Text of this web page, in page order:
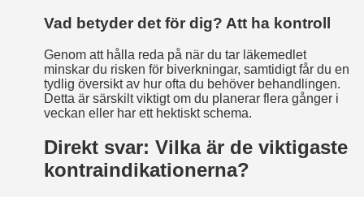
Vad betyder det för dig? Att ha kontroll
Genom att hålla reda på när du tar läkemedlet
minskar du risken för biverkningar, samtidigt får du en
tydlig översikt av hur ofta du behöver behandlingen.
Detta är särskilt viktigt om du planerar flera gånger i
veckan eller har ett hektiskt schema.
Direkt svar: Vilka är de viktigaste
kontraindikationerna?